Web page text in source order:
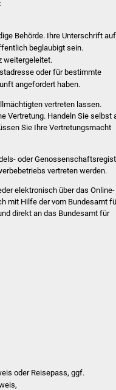
Behörde. Ihre Unterschrift auf
beglaubigt sein.
weitergeleitet.
oder für bestimmte
angefordert haben.
vertreten lassen.
Vertretung. Handeln Sie selbst
Sie Ihre Vertretungsmacht
oder
vertreten werden.
elektronisch über das Online-
mit Hilfe der vom Bundesamt
direkt an das Bundesamt für
oder Reisepass, ggf.